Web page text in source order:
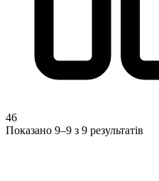
46
Показано 9–9 з 9 результатів